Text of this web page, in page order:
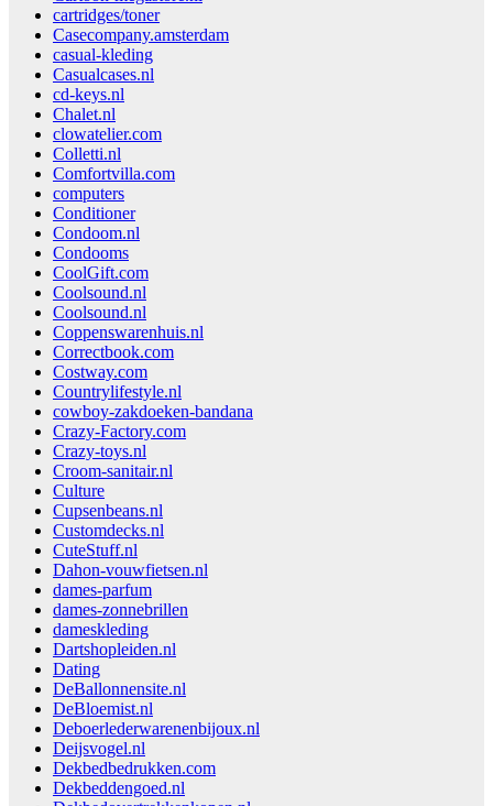
cartridges/toner
Casecompany.amsterdam
casual-kleding
Casualcases.nl
cd-keys.nl
Chalet.nl
clowatelier.com
Colletti.nl
Comfortvilla.com
computers
Conditioner
Condoom.nl
Condooms
CoolGift.com
Coolsound.nl
Coolsound.nl
Coppenswarenhuis.nl
Correctbook.com
Costway.com
Countrylifestyle.nl
cowboy-zakdoeken-bandana
Crazy-Factory.com
Crazy-toys.nl
Croom-sanitair.nl
Culture
Cupsenbeans.nl
Customdecks.nl
CuteStuff.nl
Dahon-vouwfietsen.nl
dames-parfum
dames-zonnebrillen
dameskleding
Dartshopleiden.nl
Dating
DeBallonnensite.nl
DeBloemist.nl
Deboerlederwarenenbijoux.nl
Deijsvogel.nl
Dekbedbedrukken.com
Dekbeddengoed.nl